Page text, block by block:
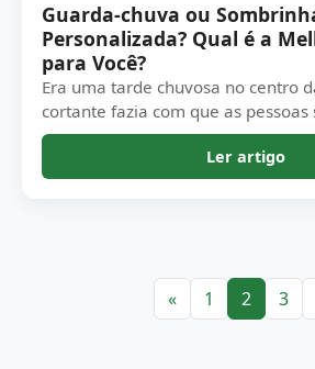
Guarda-chuva ou
Personalizada? Qual é a
para Você?
Era uma tarde chuvosa no centro
cortante fazia com que as pessoas
Ler artigo
« 1 2 3